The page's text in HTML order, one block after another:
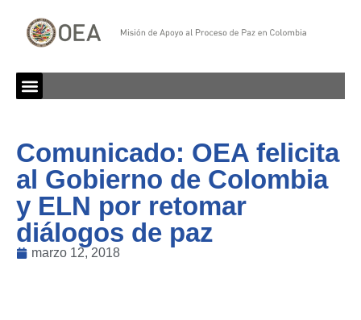
Comunicado: OEA felicita
al Gobierno de Colombia
y ELN por retomar
diálogos de paz
marzo 12, 2018